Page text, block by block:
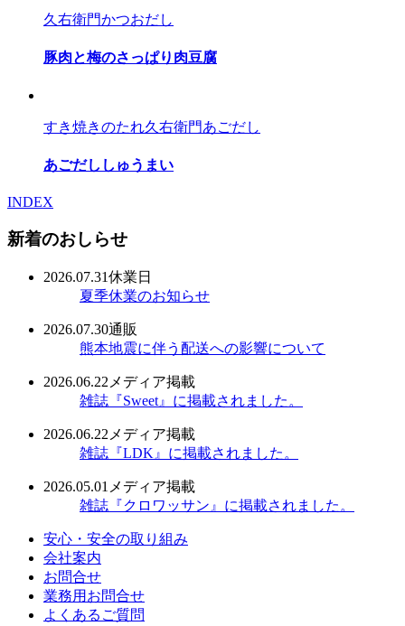
久右衛門かつおだし
豚肉と梅のさっぱり肉豆腐
すき焼きのたれ久右衛門あごだし
あごだししゅうまい
INDEX
新着のおしらせ
2026.07.31休業日
夏季休業のお知らせ
2026.07.30通販
熊本地震に伴う配送への影響について
2026.06.22 メディア掲載
雑誌『Sweet』に掲載されました。
2026.06.22 メディア掲載
雑誌『LDK』に掲載されました。
2026.05.01 メディア掲載
雑誌『クロワッサン』に掲載されました。
安心・安全の取り組み
会社案内
お問合せ
業務用お問合せ
よくあるご質問